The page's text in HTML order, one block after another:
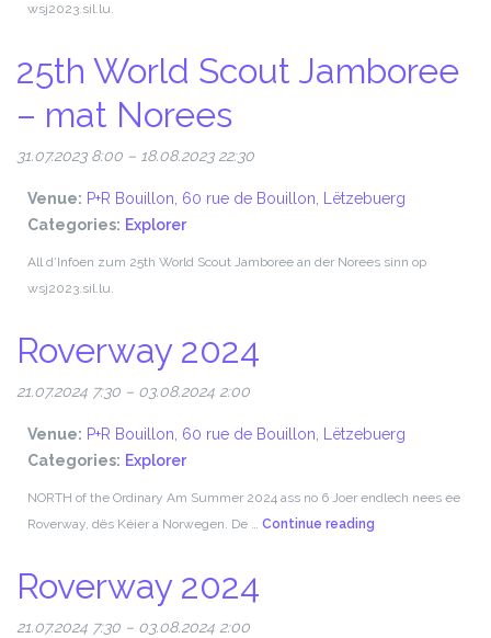
wsj2023.sil.lu.
25th World Scout Jamboree
– mat Norees
31.07.2023 8:00 – 18.08.2023 22:30
Venue: P+R Bouillon, 60 rue de Bouillon, Lëtzebuerg
Categories: Explorer
All d’Infoen zum 25th World Scout Jamboree an der Norees sinn op
wsj2023.sil.lu.
Roverway 2024
21.07.2024 7:30 – 03.08.2024 2:00
Venue: P+R Bouillon, 60 rue de Bouillon, Lëtzebuerg
Categories: Explorer
NORTH of the Ordinary Am Summer 2024 ass no 6 Joer endlech nees ee
Roverway, dës Kéier a Norwegen. De … Continue reading
Roverway 2024
21.07.2024 7:30 – 03.08.2024 2:00